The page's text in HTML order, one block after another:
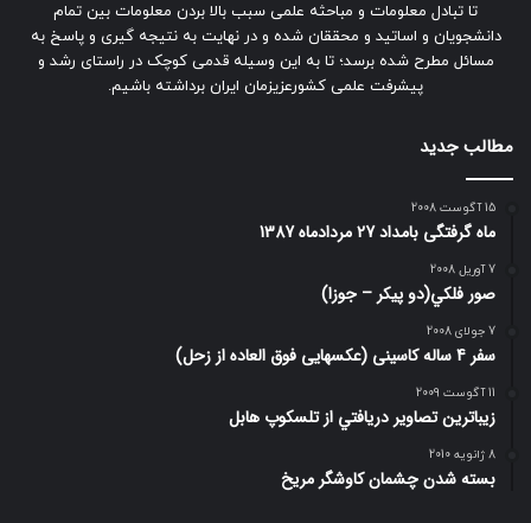
تا تبادل معلومات و مباحثه علمی سبب بالا بردن معلومات بین تمام
دانشجویان و اساتید و محققان شده و در نهایت به نتیجه گیری و پاسخ به
مسائل مطرح شده برسد؛ تا به این وسیله قدمی کوچک در راستای رشد و
پیشرفت علمی کشورعزیزمان ایران برداشته باشیم.
مطالب جدید
15 آگوست 2008
ماه گرفتگی بامداد 27 مردادماه 1387
7 آوریل 2008
صور فلكي(دو پیکر – جوزا)
7 جولای 2008
سفر 4 ساله کاسینی (عکسهایی فوق العاده از زحل)
11 آگوست 2009
زيباترين تصاوير دريافتي از تلسكوپ هابل
8 ژانویه 2010
بسته شدن چشمان کاوشگر مريخ